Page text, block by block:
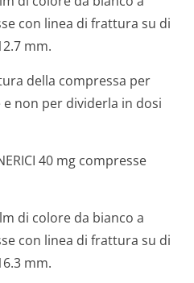
con linea di frattura su di
mm.
della compressa per
non per dividerla in dosi
40 mg compresse
di colore da bianco a
con linea di frattura su di
mm.